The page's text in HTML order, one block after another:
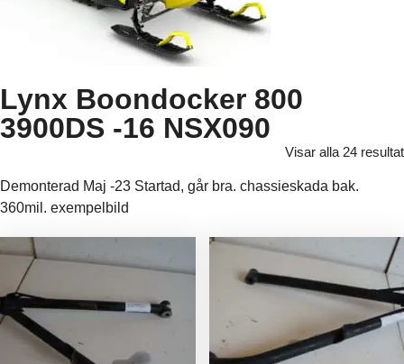
Lynx Boondocker 800
3900DS -16 NSX090
Visar alla 24 resultat
Demonterad Maj -23 Startad, går bra. chassieskada bak.
360mil. exempelbild